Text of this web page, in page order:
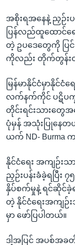
အစိုးရအနေနဲ့ ညှဉ်း
ပြန်လည်ထူထောင်ရ
တဲ့ ဥပဒေတွေကို ပြင်
ကိုလည်း တိုက်တွန်းထ
မြန်မာနိုင်ငံမှာနိုင်
လက်နက်ကိုင် ပဋိပက္
တိုင်းရင်းသားတွေ
ပုံမှန် အသုံးပြုနေ
ယက် ND- Burma
နိုင်ငံရေး အကျဉ်းသ
ညှဉ်းပန်းခံခဲ့ရပြီး
နှိပ်စက်မှုနဲ့ ရင်ဆိုင်
တဲ့ နိုင်ငံရေးအကျဉ်
မှာ ဖော်ပြပါတယ်။
ဒါ့အပြင် အပစ်အခ